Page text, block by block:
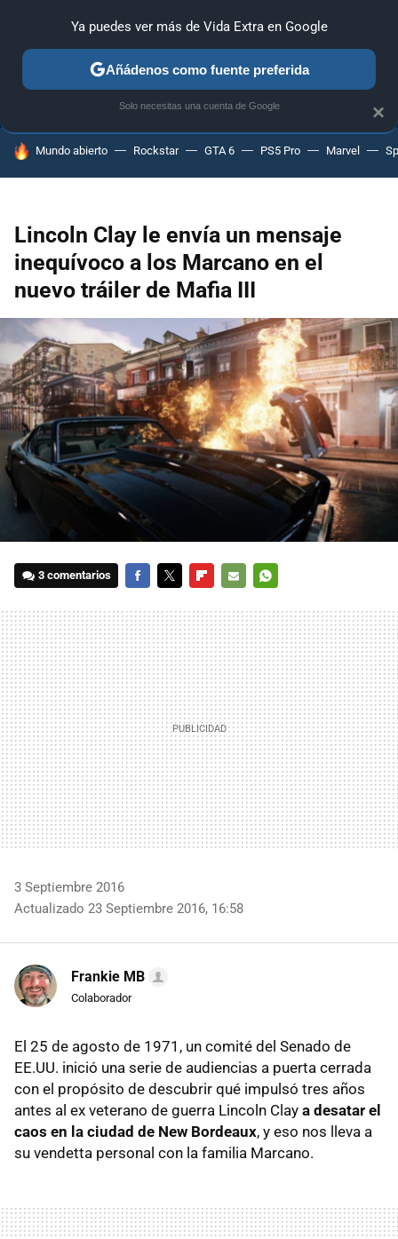
ANÁLISIS GUÍAS Y TRUCOS PC SONY NINTENDO
HOY SE HABLA DE
Mundo abierto Rockstar GTA 6 PS5 Pro Marvel
Lincoln Clay le envía un mensaje
inequívoco a los Marcano en el
nuevo tráiler de Mafia III
3 comentarios
MAIL
3 Septiembre 2016
Actualizado 23 Septiembre 2016, 16:58
Frankie MB
Colaborador
El 25 de agosto de 1971, un comité del Senado de
EE.UU. inició una serie de audiencias a puerta cerrada
con el propósito de descubrir qué impulsó tres años
antes al ex veterano de guerra Lincoln Clay a desatar el
caos en la ciudad de New Bordeaux, y eso nos lleva a
su vendetta personal con la familia Marcano.
×
Ya puedes ver más de Vida Extra en Google
Añádenos como fuente preferida
Solo necesitas una cuenta de Google